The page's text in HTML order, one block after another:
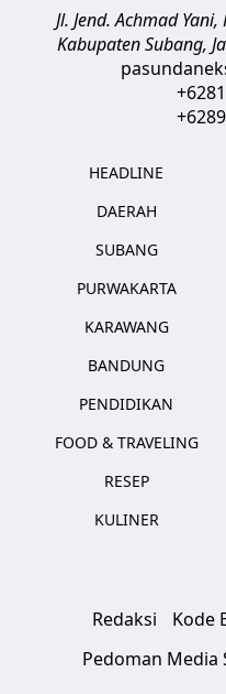
Jl. Jend. Achmad
Kabupaten Subang,
HEADLINE
DAERAH
SUBANG
PURWAKARTA
KARAWANG
BANDUNG
PENDIDIKAN
FOOD & TRAVELING
RESEP
KULINER
Redaksi Kode
Pedoman Media